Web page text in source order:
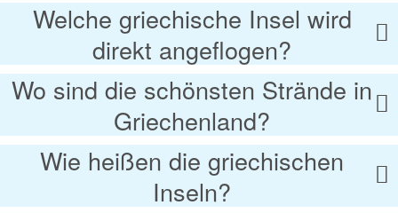
Welche griechische Insel wird
direkt angeflogen?
Wo sind die schönsten Strände in
Griechenland?
Wie heißen die griechischen
Inseln?